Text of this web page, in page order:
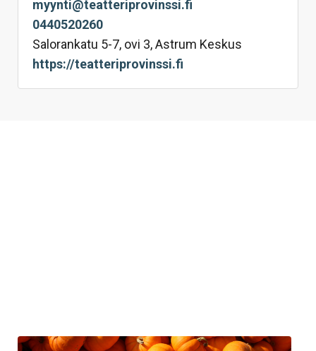
myynti@teatteriprovinssi.fi
0440520260
Salorankatu 5-7, ovi 3, Astrum Keskus
https://teatteriprovinssi.fi